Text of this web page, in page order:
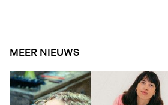
MEER NIEUWS
Open nieuws artikel